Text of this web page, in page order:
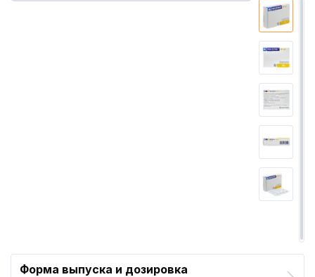
Форма выпуска и дозировка